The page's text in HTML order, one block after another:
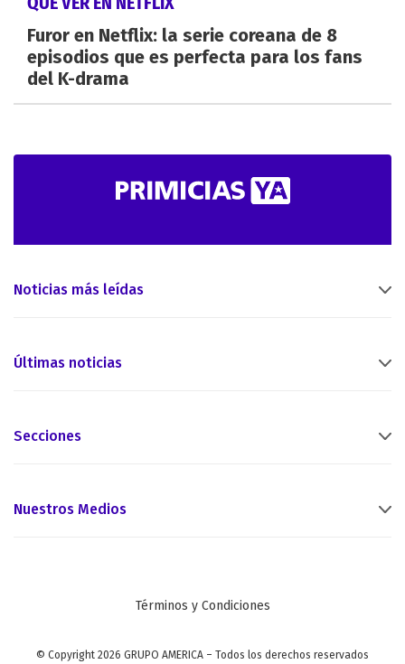
Furor en Netflix: la serie coreana de 8
episodios que es perfecta para los fans
del K-drama
Noticias más leídas
Últimas noticias
Secciones
Nuestros Medios
Términos y Condiciones
© Copyright 2026 GRUPO AMERICA – Todos los derechos reservados